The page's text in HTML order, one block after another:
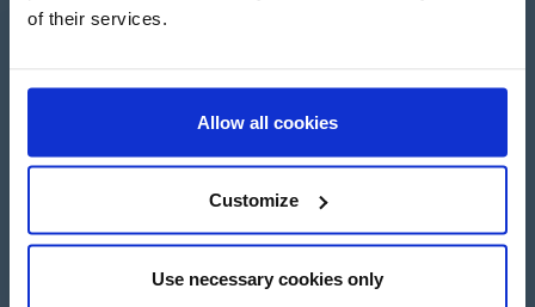
of their services.
Allow all cookies
Customize
Use necessary cookies only
Crea un account